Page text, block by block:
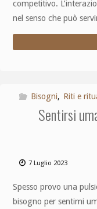
competitivo.
nel senso che può
Bisogni, Riti e
Sentirsi
7 Luglio 2023
Spesso provo una
bisogno per sentimi